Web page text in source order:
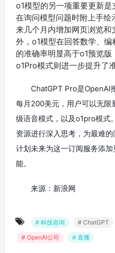
o1模型的另一项重要更新
在询问模型问题时附上手
来几个月内增加网页浏览
外，o1模型在回答数学、
的准确率明显高于o1预览
o1Pro模式则进一步提升了
ChatGPT Pro是OpenAI
每月200美元，用户可以无限
级语音模式，以及o1pro模式
资源进行深入思考，为最难
计划未来为这一订阅服务添
能。
来源：新浪网
# 科技咨询 # ChatGPT
# OpenAI公司
# 直播